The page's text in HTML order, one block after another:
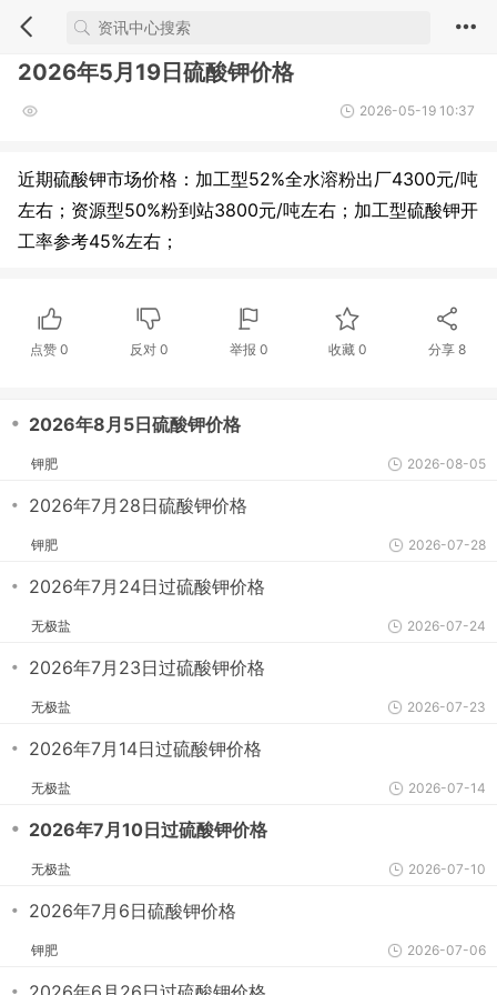
2026年5月19日硫酸钾价格
2026-05-19 10:37
近期硫酸钾市场价格：加工型52%全水溶粉出厂4300元/吨
左右；资源型50%粉到站3800元/吨左右；加工型硫酸钾开
工率参考45%左右；
点赞0 反对 0 举报 0 收藏 0 分享8
・ 2026年8月5日硫酸钾价格
钾肥 2026-08-05
・ 2026年7月28日硫酸钾价格
钾肥 2026-07-28
・ 2026年7月24日过硫酸钾价格
无极盐 2026-07-24
・ 2026年7月23日过硫酸钾价格
无极盐 2026-07-23
・ 2026年7月14日过硫酸钾价格
无极盐 2026-07-14
・ 2026年7月10日过硫酸钾价格
无极盐 2026-07-10
・ 2026年7月6日硫酸钾价格
钾肥 2026-07-06